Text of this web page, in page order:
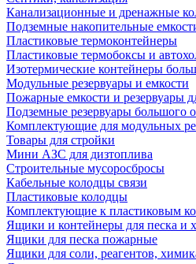
Канализационные и дренажные
Подземные накопительные
Пластиковые термоконтейнеры
Пластиковые термобоксы и
Изотермические контейнеры
Модульные резервуары и емкости
Пожарные емкости и резервуары
Подземные резервуары большого
Комплектующие для модульных
Товары для стройки
Мини АЗС для дизтоплива
Строительные мусоросбросы
Кабельные колодцы связи
Пластиковые колодцы
Комплектующие к пластиковым
Ящики и контейнеры для песка и
Ящики для песка пожарные
Ящики для соли, реагентов,